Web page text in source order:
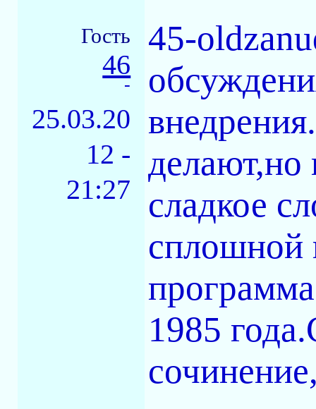
Гость
46
-
25.03.20
12 -
21:27
45-
делают,но
сладкое
сплошной
1985